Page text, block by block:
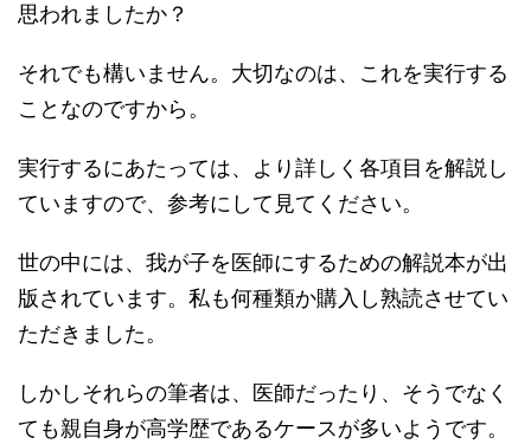
思われましたか？
それでも構いません。大切なのは、これを実行する
ことなのですから。
実行するにあたっては、より詳しく各項目を解説し
ていますので、参考にして見てください。
世の中には、我が子を医師にするための解説本が出
版されています。私も何種類か購入し熟読させてい
ただきました。
しかしそれらの筆者は、医師だったり、そうでなく
ても親自身が高学歴であるケースが多いようです。